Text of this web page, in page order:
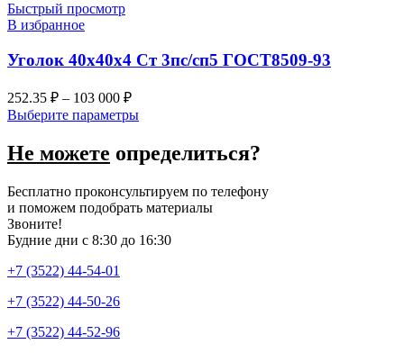
Быстрый просмотр
В избранное
Уголок 40х40х4 Ст 3пс/сп5 ГОСТ8509-93
252.35 ₽ – 103 000 ₽
Выберите параметры
Не можете определиться?
Бесплатно проконсультируем по телефону
и поможем подобрать материалы
Звоните!
Будние дни с 8:30 до 16:30
+7 (3522) 44-54-01
+7 (3522) 44-50-26
+7 (3522) 44-52-96